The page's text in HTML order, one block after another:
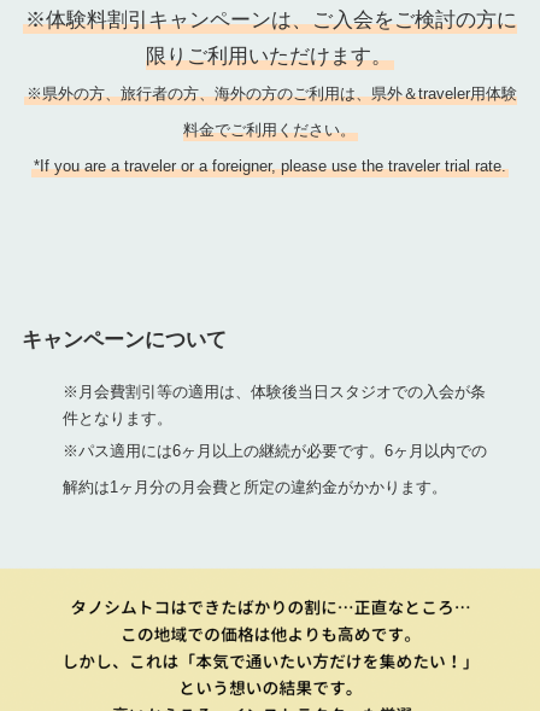
※体験料割引キャンペーンは、ご入会をご検討の方に
限りご利用いただけます。
※県外の方、旅行者の方、海外の方のご利用は、県外＆traveler用体験
料金でご利用ください。
*If you are a traveler or a foreigner, please use the traveler trial rate.
キャンペーンについて
※月会費割引等の適用は、体験後当日スタジオでの入会が条
件となります。
※パス適用には6ヶ月以上の継続が必要です。6ヶ月以内での
解約は1ヶ月分の月会費と所定の違約金がかかります。